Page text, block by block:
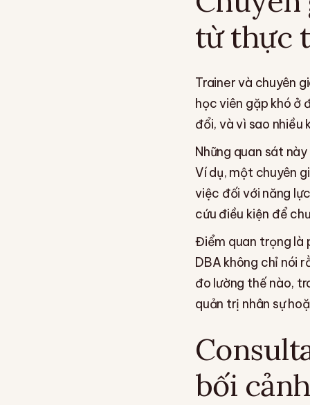
từ thực
Trainer và chuyên
học viên gặp khó ở
đổi, và vì sao nhiều
Những quan sát
Ví dụ, một chuyên
việc đối với năng
cứu điều kiện để
Điểm quan trọng là
DBA không chỉ nói
đo lường thế nào,
quản trị nhân sự
bối